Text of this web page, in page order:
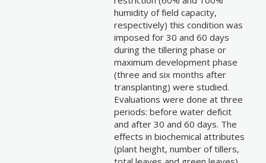
humidity of field capacity,
respectively) this condition was
imposed for 30 and 60 days
during the tillering phase or
maximum development phase
(three and six months after
transplanting) were studied.
Evaluations were done at three
periods: before water deficit
and after 30 and 60 days. The
effects in biochemical attributes
(plant height, number of tillers,